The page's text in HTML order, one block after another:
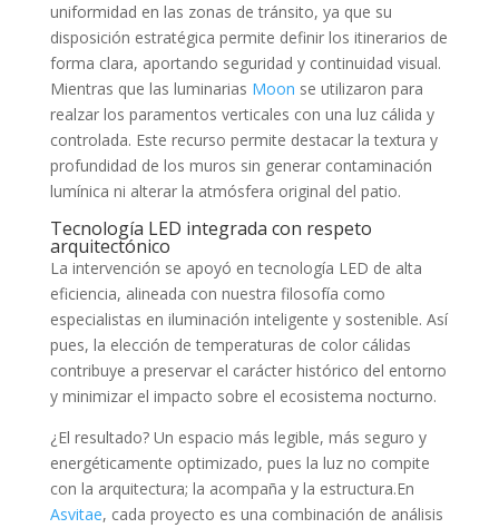
uniformidad en las zonas de tránsito, ya que su
disposición estratégica permite definir los itinerarios de
forma clara, aportando seguridad y continuidad visual.
Mientras que las luminarias Moon se utilizaron para
realzar los paramentos verticales con una luz cálida y
controlada. Este recurso permite destacar la textura y
profundidad de los muros sin generar contaminación
lumínica ni alterar la atmósfera original del patio.
Tecnología LED integrada con respeto
arquitectónico
La intervención se apoyó en tecnología LED de alta
eficiencia, alineada con nuestra filosofía como
especialistas en iluminación inteligente y sostenible. Así
pues, la elección de temperaturas de color cálidas
contribuye a preservar el carácter histórico del entorno
y minimizar el impacto sobre el ecosistema nocturno.
¿El resultado? Un espacio más legible, más seguro y
energéticamente optimizado, pues la luz no compite
con la arquitectura; la acompaña y la estructura.En
Asvitae, cada proyecto es una combinación de análisis